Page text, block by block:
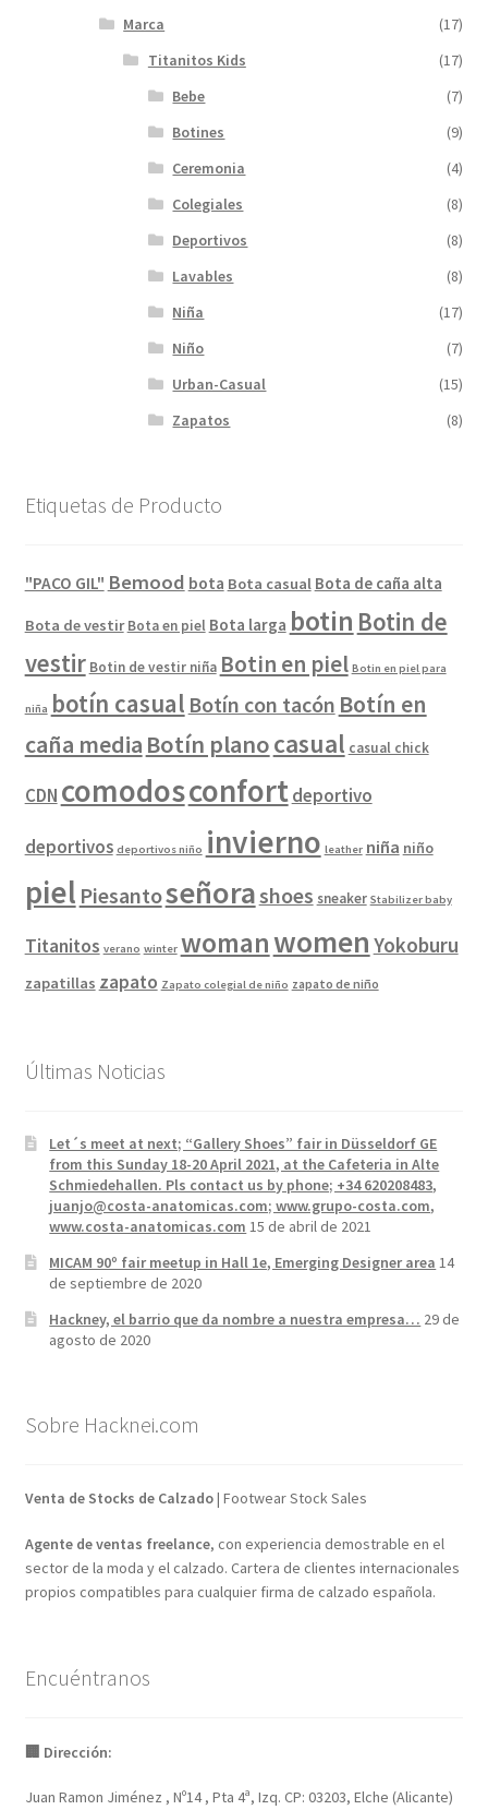
Marca
(17)
Titanitos Kids
(17)
Bebe
(7)
Botines
(9)
Ceremonia
(4)
Colegiales
(8)
Deportivos
(8)
Lavables
(8)
Niña
(17)
Niño
(7)
Urban-Casual
(15)
Zapatos
(8)
Etiquetas de Producto
"PACO GIL" Bemood bota Bota casual Bota de caña alta
Bota de vestir Bota en piel Bota larga botin Botin de
vestir Botin de vestir niña Botin en piel Botin en piel para
niña botín casual Botín con tacón Botín en
caña media Botín planocasual casual chick
CDN comodosconfortdeportivo
deportivos deportivos niño invierno leather niña niño
piel Piesantoseñorashoes sneaker Stabilizer baby
Titanitos verano winter womanwomen Yokoburu
zapatillas zapato Zapato colegial de niño zapato de niño
Últimas Noticias
Let´s meet at next; “Gallery Shoes” fair in Düsseldorf GE
from this Sunday 18-20 April 2021, at the Cafeteria in Alte
Schmiedehallen. Pls contact us by phone; +34 620208483,
juanjo@costa-anatomicas.com; www.grupo-costa.com,
www.costa-anatomicas.com 15 de abril de 2021
MICAM 90º fair meetup in Hall 1e, Emerging Designer area 14
de septiembre de 2020
Hackney, el barrio que da nombre a nuestra empresa… 29 de
agosto de 2020
Sobre Hacknei.com
Venta de Stocks de Calzado| Footwear Stock Sales
Agente de ventas freelance, con experiencia demostrable en el
sector de la moda y el calzado. Cartera de clientes internacionales
propios compatibles para cualquier firma de calzado española.
Encuéntranos
🏢 Dirección:
Juan Ramon Jiménez , Nº14 , Pta 4ª, Izq. CP: 03203, Elche (Alicante)